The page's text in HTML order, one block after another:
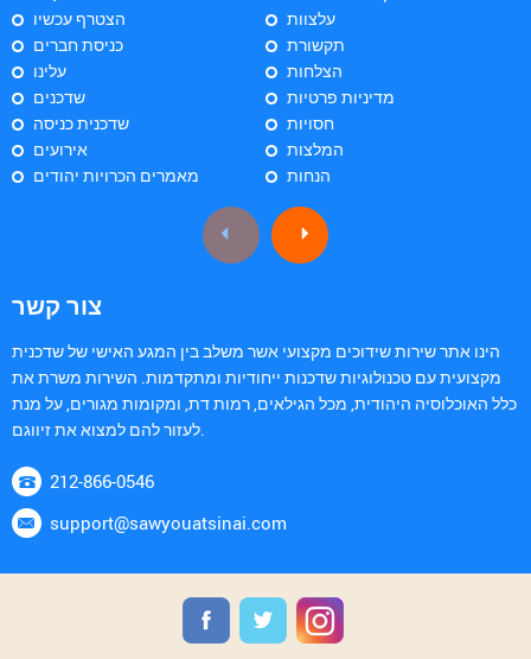
הצטרף עכשיו
כניסת חברים
עלינו
שדכנים
שדכנית כניסה
אירועים
מאמרים הכרויות יהודים
עלצוות
תקשורת
הצלחות
מדיניות פרטיות
חסויות
המלצות
הנחות
צור קשר
הינו אתר שירות שידוכים מקצועי אשר משלב בין המגע האישי של שדכנית
מקצועית עם טכנולוגיות שדכנות ייחודיות ומתקדמות. השירות משרת את
כלל האוכלוסיה היהודית, מכל הגילאים, רמות דת, ומקומות מגורים, על מנת
לעזור להם למצוא את זיווגם.
212-866-0546
support@sawyouatsinai.com